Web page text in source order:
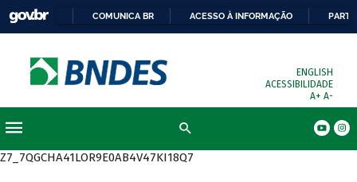
COMUNICA BR ACESSO À INFORMAÇÃO
ENGLISH
ACESSIBILIDADE
A+ A-
Z7_7QGCHA41LOR9E0AB4V47KI18Q7